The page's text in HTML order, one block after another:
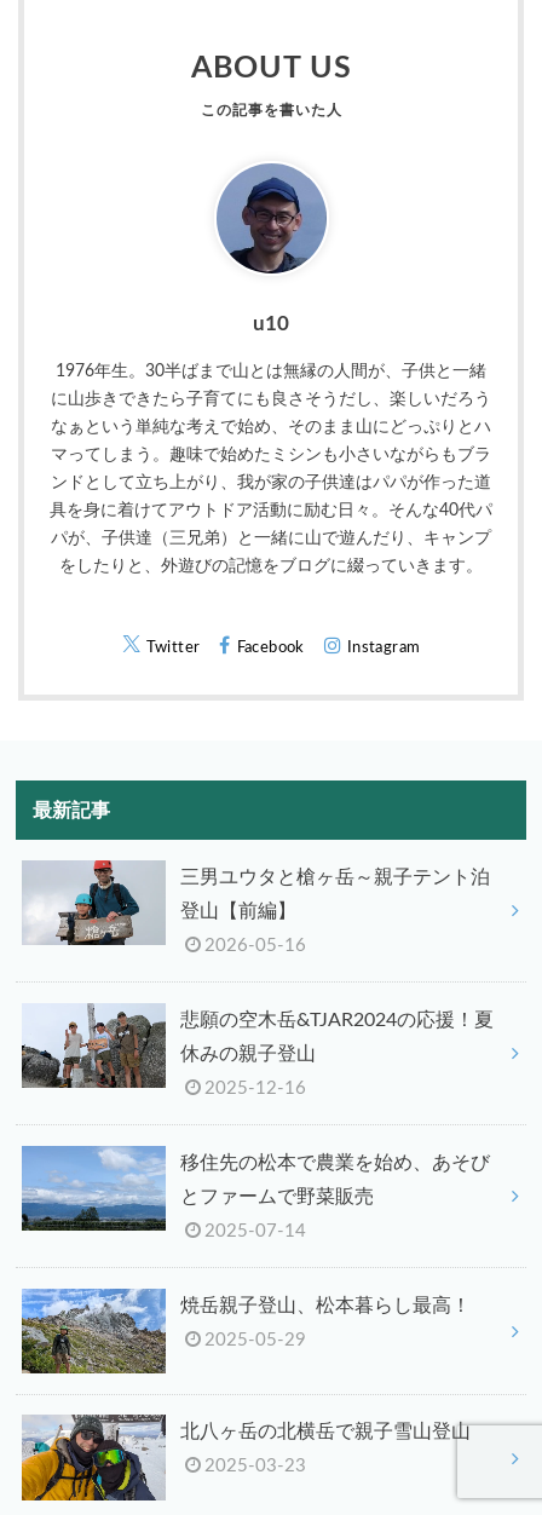
ABOUT US
u10
1976年生。30半ばまで山とは無縁の人間が、子供と一緒
に山歩きできたら子育てにも良さそうだし、楽しいだろう
なぁという単純な考えで始め、そのまま山にどっぷりとハ
マってしまう。趣味で始めたミシンも小さいながらもブラ
ンドとして立ち上がり、我が家の子供達はパパが作った道
具を身に着けてアウトドア活動に励む日々。そんな40代パ
パが、子供達（三兄弟）と一緒に山で遊んだり、キャンプ
をしたりと、外遊びの記憶をブログに綴っていきます。
Twitter Facebook Instagram
最新記事
三男ユウタと槍ヶ岳～親子テント泊
登山【前編】
2026-05-16
悲願の空木岳&TJAR2024の応援！夏
休みの親子登山
2025-12-16
移住先の松本で農業を始め、あそび
とファームで野菜販売
2025-07-14
焼岳親子登山、松本暮らし最高！
2025-05-29
北八ヶ岳の北横岳で親子雪山登山
2025-03-23